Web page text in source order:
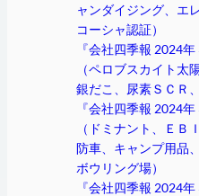
ャンダイジング、エ
コーシャ認証）
『会社四季報 2024
（ペロブスカイト太
銀だこ、尿素ＳＣＲ
『会社四季報 2024
（ドミナント、ＥＢ
防車、キャンプ用品
ボウリング場）
『会社四季報 2024